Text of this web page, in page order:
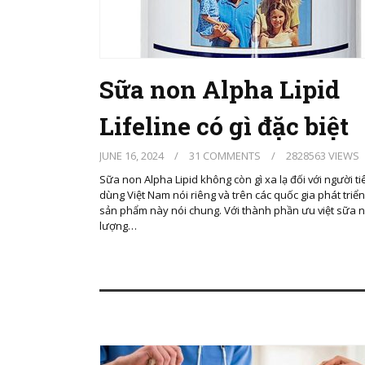
Sữa non Alpha Lipid
Lifeline có gì đặc biệt
JUNE 16, 2024 / 31 COMMENTS /
2828563 VIEWS
Sữa non Alpha Lipid không còn gì xa lạ đối với người
dùng Việt Nam nói riêng và trên các quốc gia phát
sản phẩm này nói chung. Với thành phần ưu việt sữa
lượng…